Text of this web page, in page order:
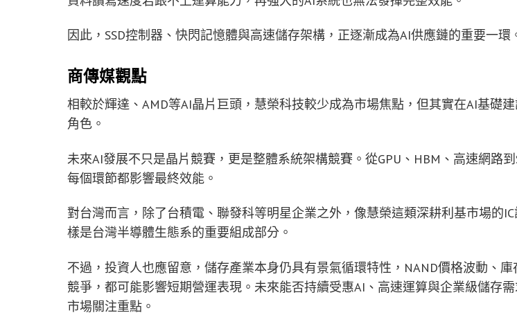
因此，SSD控制器、快閃記憶體與高速儲存架構，正逐漸成為AI供應鏈的重要一環
商傳媒觀點
相較於輝達、AMD等AI晶片巨頭，慧榮科技較少成為市場焦點，但其實在AI基礎
角色。
未來AI發展不只是晶片競賽，更是整體系統架構競賽。從GPU、HBM、高速網路到
每個環節都影響最終效能。
對台灣而言，除了台積電、聯發科等明星企業之外，像慧榮這類深耕利基市場的
樣是台灣半導體生態系的重要組成部分。
不過，投資人也應留意，儲存產業本身仍具有景氣循環特性，NAND價格波動、
競爭，都可能影響短期營運表現。未來能否持續受惠AI、高速運算與企業級儲存
市場關注重點。